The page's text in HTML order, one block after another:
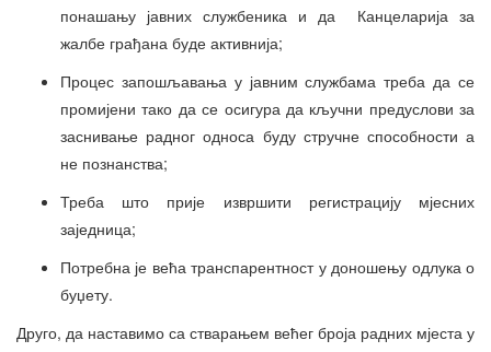
понашању јавних службеника и да Канцеларија за
жалбе грађана буде активнија;
Процес запошљавања у јавним службама треба да се
промијени тако да се осигура да кључни предуслови за
заснивање радног односа буду стручне способности а
не познанства;
Треба што прије извршити регистрацију мјесних
заједница;
Потребна је већа транспарентност у доношењу одлука о
буџету.
Друго, да наставимо са стварањем већег броја радних мјеста у